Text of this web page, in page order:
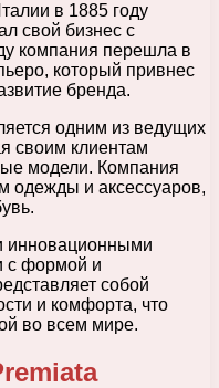
в 1885 году
свой бизнес с
компания перешла в
который привнес
бренда.
одним из ведущих
своим клиентам
модели. Компания
одежды и аксессуаров,
инновационными
с формой и
собой
и комфорта, что
во всем мире.